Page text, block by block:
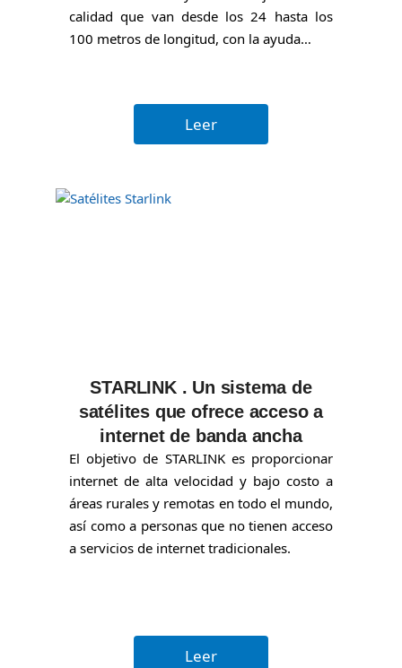
calidad que van desde los 24 hasta los
100 metros de longitud, con la ayuda…
Leer
STARLINK . Un sistema de
satélites que ofrece acceso a
internet de banda ancha
El objetivo de STARLINK es proporcionar
internet de alta velocidad y bajo costo a
áreas rurales y remotas en todo el mundo,
así como a personas que no tienen acceso
a servicios de internet tradicionales.
Leer